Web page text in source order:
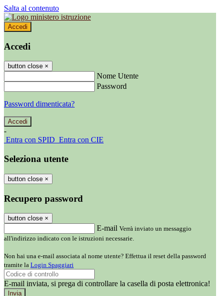
Salta al contenuto
Accedi
Accedi
button close ×
Nome Utente
Password
Password dimenticata?
-
Entra con SPID Entra con CIE
Seleziona utente
button close ×
Recupero password
button close ×
E-mail Verrà inviato un messaggio
all'indirizzo indicato con le istruzioni necessarie.
Non hai una e-mail associata al nome utente? Effettua il reset della password
tramite la Login Spaggiari
E-mail inviata, si prega di controllare la casella di posta elettronica!